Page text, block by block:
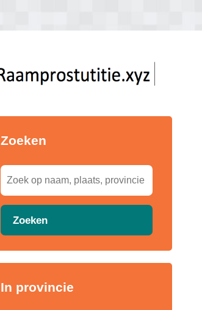
Zoeken
Zoeken
In provincie